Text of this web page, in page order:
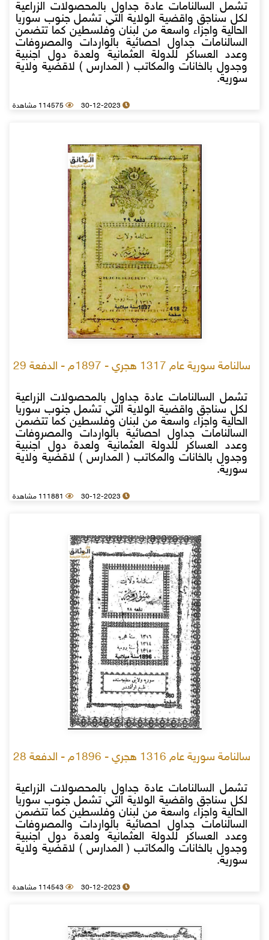
تشمل السالنامات عادة جداول بالمحصولات الزراعية
لكل سناجق واقضية الولاية التي تشمل جنوب سوريا
الحالية واجزاء واسعة من لبنان وفلسطين كما تتضمن
السالنامات جداول احصائية بالواردات والمصروفات
وعدد العساكر للدولة العثمانية ولعدة دول اجنبية
وجدول بالخانات والمكاتب ( المدارس ) لاقضية ولاية
سورية.
30-12-2023 114575 مشاهدة
سالنامة سورية عام 1317 هجري - 1897م - الدفعة 29
تشمل السالنامات عادة جداول بالمحصولات الزراعية
لكل سناجق واقضية الولاية التي تشمل جنوب سوريا
الحالية واجزاء واسعة من لبنان وفلسطين كما تتضمن
السالنامات جداول احصائية بالواردات والمصروفات
وعدد العساكر للدولة العثمانية ولعدة دول اجنبية
وجدول بالخانات والمكاتب ( المدارس ) لاقضية ولاية
سورية.
30-12-2023 111881 مشاهدة
سالنامة سورية عام 1316 هجري - 1896م - الدفعة 28
تشمل السالنامات عادة جداول بالمحصولات الزراعية
لكل سناجق واقضية الولاية التي تشمل جنوب سوريا
الحالية واجزاء واسعة من لبنان وفلسطين كما تتضمن
السالنامات جداول احصائية بالواردات والمصروفات
وعدد العساكر للدولة العثمانية ولعدة دول اجنبية
وجدول بالخانات والمكاتب ( المدارس ) لاقضية ولاية
سورية.
30-12-2023 114543 مشاهدة